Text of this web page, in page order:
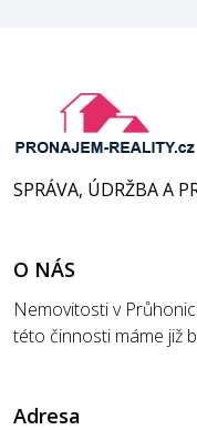
SPRÁVA, ÚDRŽBA A
O NÁS
Nemovitosti v
této činnosti máme již
Adresa